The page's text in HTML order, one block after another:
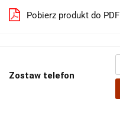
Pobierz produkt do PDF
Zostaw telefon